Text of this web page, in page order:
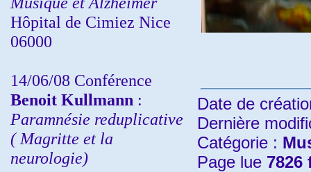
Hôpital de Cimiez Nice
06000
14/06/08 Conférence
Benoit Kullmann :
Paramnésie reduplicative
( Magritte et la
neurologie)
Date de
Dernière
Catégorie :
Page lue 7826